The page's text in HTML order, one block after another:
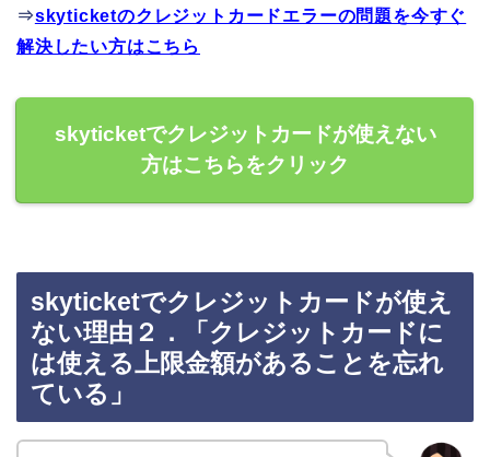
⇒skyticketのクレジットカードエラーの問題を今すぐ
解決したい方はこちら
skyticketでクレジットカードが使えない
方はこちらをクリック
skyticketでクレジットカードが使え
ない理由２．「クレジットカードに
は使える上限金額があることを忘れ
ている」